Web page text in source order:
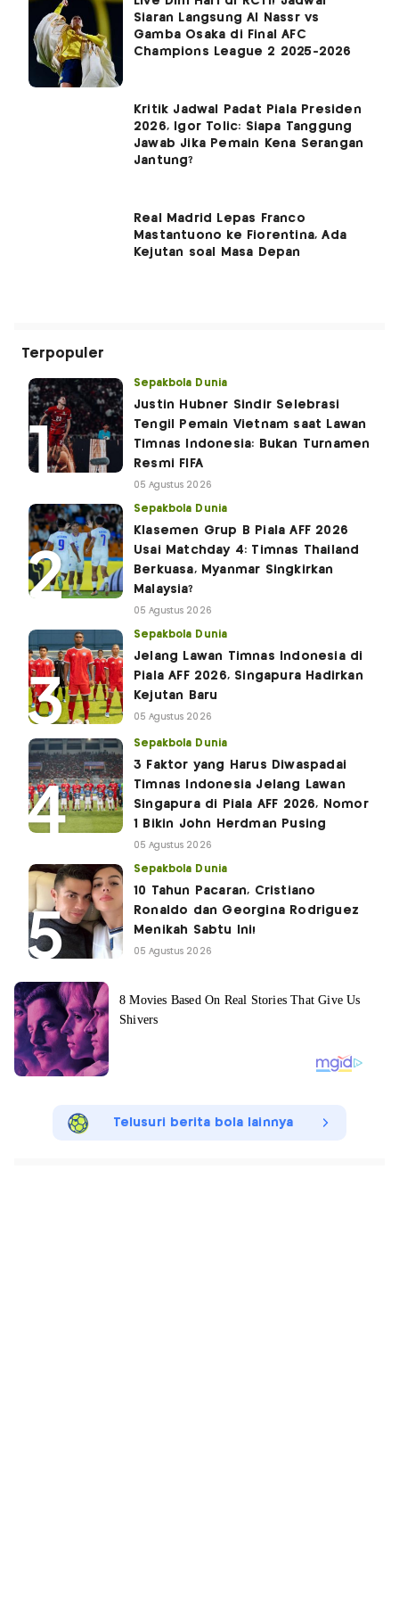
Siaran Langsung Al Nassr vs
Gamba Osaka di Final AFC
Champions League 2 2025-2026
Kritik Jadwal Padat Piala Presiden
2026, Igor Tolic: Siapa Tanggung
Jawab Jika Pemain Kena Serangan
Jantung?
Real Madrid Lepas Franco
Mastantuono ke Fiorentina, Ada
Kejutan soal Masa Depan
Terpopuler
Sepakbola Dunia
Justin Hubner Sindir Selebrasi
Tengil Pemain Vietnam saat Lawan
Timnas Indonesia: Bukan Turnamen
Resmi FIFA
05 Agustus 2026
Sepakbola Dunia
Klasemen Grup B Piala AFF 2026
Usai Matchday 4: Timnas Thailand
Berkuasa, Myanmar Singkirkan
Malaysia?
05 Agustus 2026
Sepakbola Dunia
Jelang Lawan Timnas Indonesia di
Piala AFF 2026, Singapura Hadirkan
Kejutan Baru
05 Agustus 2026
Sepakbola Dunia
3 Faktor yang Harus Diwaspadai
Timnas Indonesia Jelang Lawan
Singapura di Piala AFF 2026, Nomor
1 Bikin John Herdman Pusing
05 Agustus 2026
Sepakbola Dunia
10 Tahun Pacaran, Cristiano
Ronaldo dan Georgina Rodriguez
Menikah Sabtu Ini!
05 Agustus 2026
Telusuri berita bola lainnya